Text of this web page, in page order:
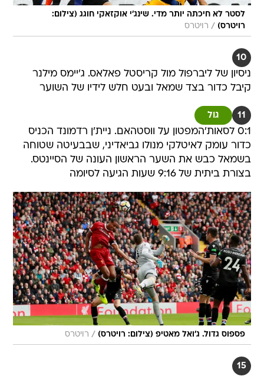
לסטר לא חיכתה יותר מדי. שינג'י אוקזאקי חוגג (צילום:
רויטרס) / רויטרס
10
ניסיון של ליברפול מול קריסטל פאלאס. ג'יימס מילנר
קיבל כדור בצד שמאל ובעט חלש לידיו של השוער
11 גול
0:1 לסאות'המפטון על ווסטהאם. ניית'ן רדמונד הכניס
כדור עומק לאיטלקי מנולו גביאדיני, שבבעיטה שטוחה
בשמאל כבש את השער הראשון העונה של הסיינטס.
בצורת ביתית של 9:16 שעות הגיעה לסיומה
פספוס גדול. ג'ואל מאטיפ (צילום: רויטרס) / רויטרס
15